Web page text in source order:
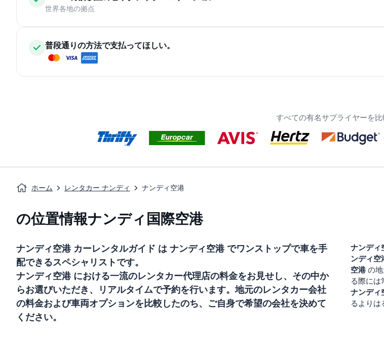
世界各地の拠点
普段通りの方法で支払ってほしい。
すべての有名サプライヤーを比
ホーム レンタカー ナンディ ナンディ空港
の位置情報ナンディ国際空港
ナンディ空港カーレンタルガイド はナンディ空港でワンストップで車を手
配できるスペシャリストです。
ナンディ空港における一流のレンタカー代理店の料金をお見せし、その中か
らお選びいただき、リアルタイムで予約を行います。地元のレンタカー会社
の料金および車両オプションを比較したのち、ご自身で希望の会社を決めて
ください。
ナンディ
ンディ空
空港の地
る際には
ナンディ
るよりは